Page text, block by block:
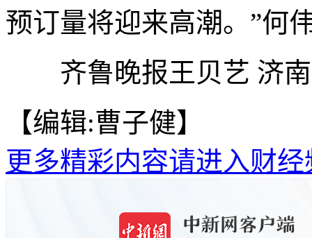
预订量将迎来高潮。”何
齐鲁晚报王贝艺 济南
【编辑:曹子健】
更多精彩内容请进入财经